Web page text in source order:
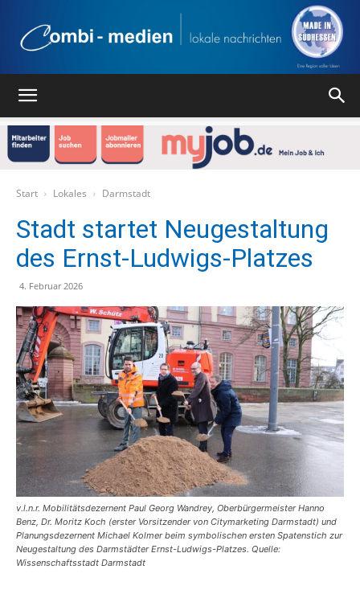
Verlag
Start Lokales Darmstadt
Stadt startet Neugestaltung
des Ernst-Ludwigs-Platzes
4. Februar 2026
v.l.n.r. Mobilitätsdezernent Paul Georg Wandrey, Oberbürgermeister Hanno
Benz, Dr. Moritz Koch (erster Vorsitzender von Citymarketing Darmstadt) und
Planungsdezernent Michael Kolmer beim symbolischen ersten Spatenstich zur
Neugestaltung des Darmstädter Ernst-Ludwigs-Platzes. Quelle:
Wissenschaftsstadt Darmstadt